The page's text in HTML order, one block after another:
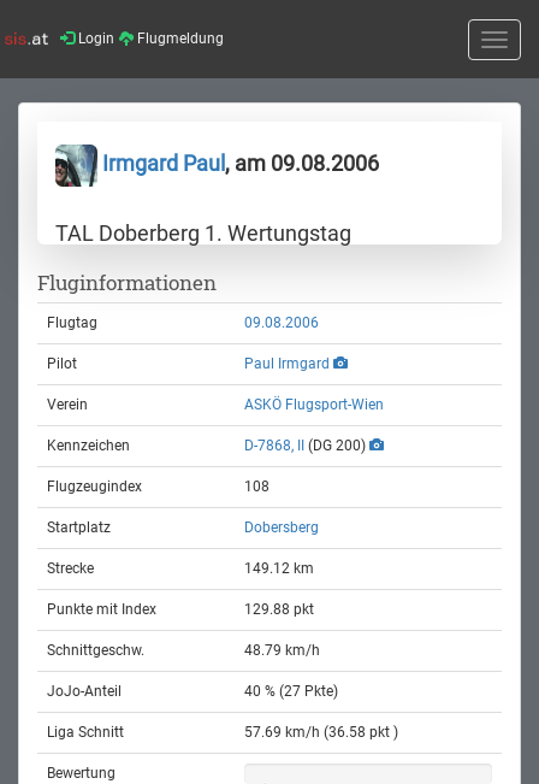
Login Flugmeldung
Toggle
Irmgard Paul , am 09.08.2006
TAL Doberberg 1. Wertungstag
Fluginformationen
Flugtag 09.08.2006
Pilot Paul Irmgard
Verein ASKÖ Flugsport-Wien
Kennzeichen D-7868, II (DG 200)
Flugzeugindex 108
Startplatz Dobersberg
Strecke 149.12 km
Punkte mit Index 129.88 pkt
Schnittgeschw. 48.79 km/h
JoJo-Anteil 40 % (27 Pkte)
Liga Schnitt 57.69 km/h (36.58 pkt )
Bewertung